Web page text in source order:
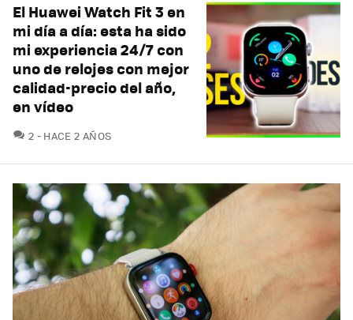
El Huawei Watch Fit 3 en
mi día a día: esta ha sido
mi experiencia 24/7 con
uno de relojes con mejor
calidad-precio del año,
en vídeo
2 COMENTARIOS
HACE 2 AÑOS